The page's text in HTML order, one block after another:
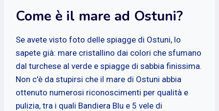
Come è il mare ad Ostuni?
Se avete visto foto delle spiagge di Ostuni, lo
sapete già: mare cristallino dai colori che sfumano
dal turchese al verde e spiagge di sabbia finissima.
Non c'è da stupirsi che il mare di Ostuni abbia
ottenuto numerosi riconoscimenti per qualità e
pulizia, tra i quali Bandiera Blu e 5 vele di